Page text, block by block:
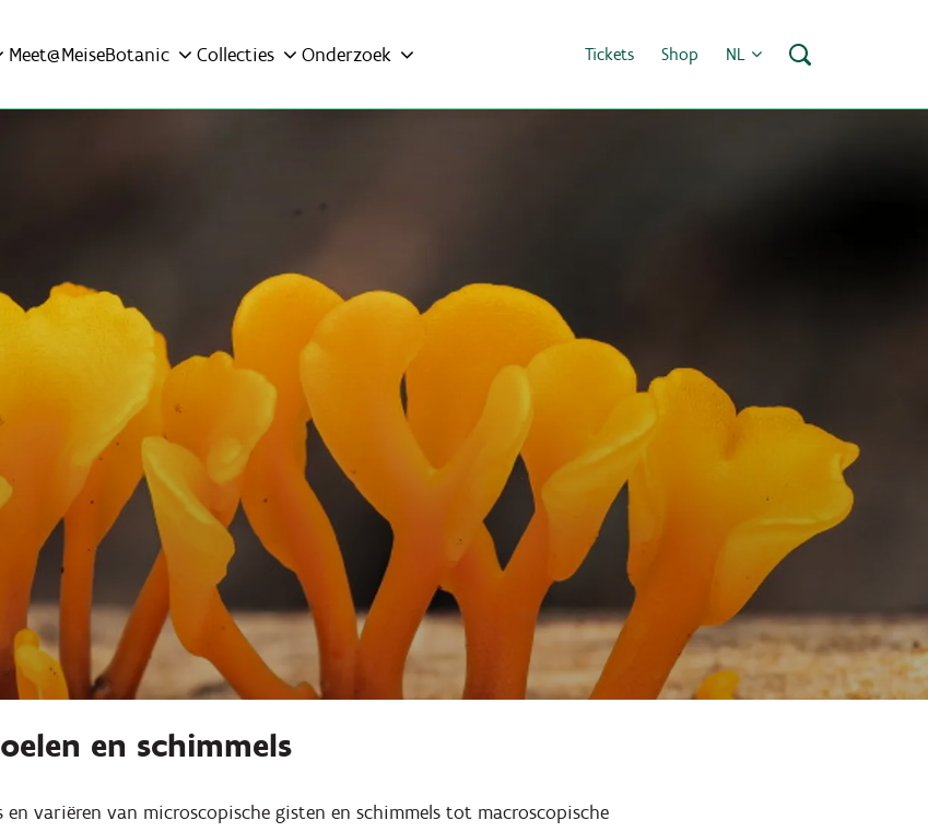
Meet@MeiseBotanic Collecties Onderzoek Tickets Shop NL
en schimmels
variëren van microscopische gisten en schimmels tot macroscopische
Inzoomen